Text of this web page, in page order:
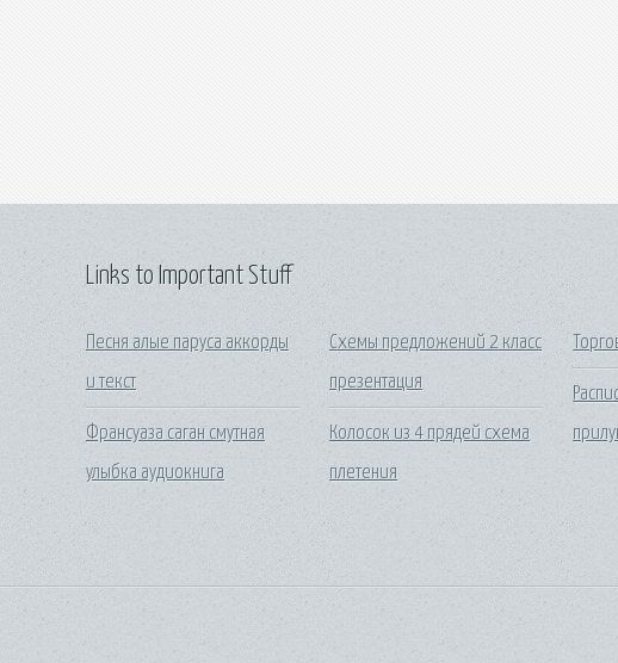
Links to Important Stuff
Песня алые паруса аккорды
и текст
Франсуаза саган смутная
улыбка аудиокнига
Схемы предложений 2 класс
презентация
Колосок из 4 прядей схема
плетения